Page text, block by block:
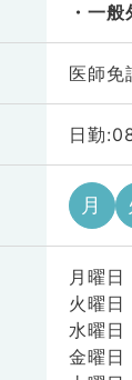
一般
医師免
日勤
月
月曜日
火曜日
水曜日
金曜日